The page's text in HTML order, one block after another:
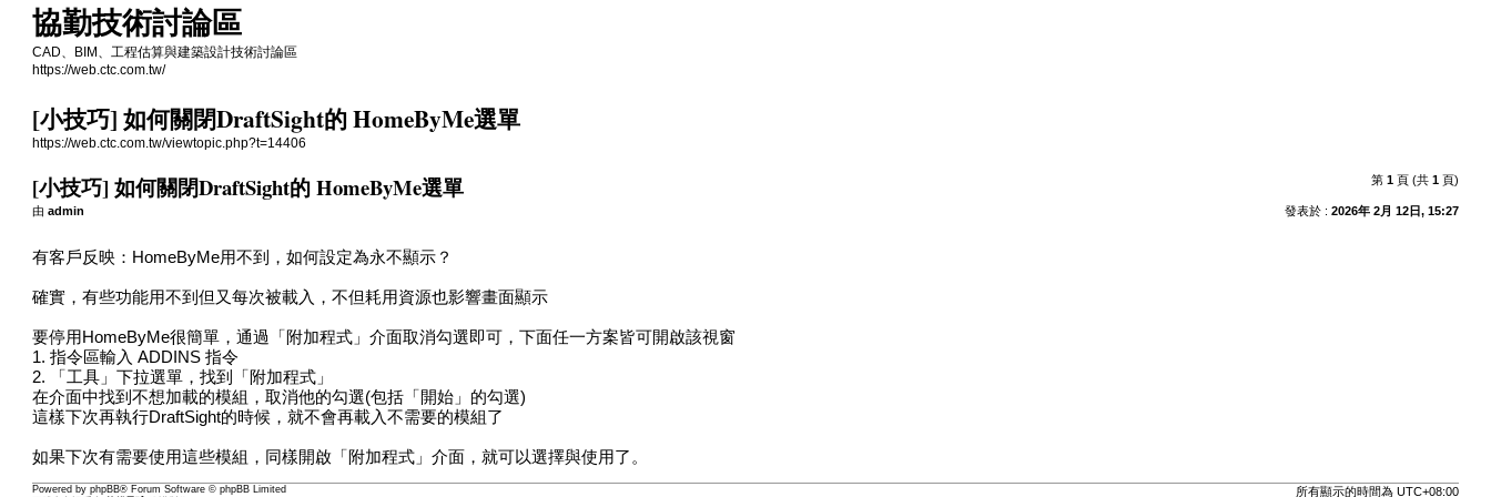
協勤技術討論區
CAD、BIM、工程估算與建築設計技術討論區
https://web.ctc.com.tw/
[小技巧] 如何關閉DraftSight的 HomeByMe選單
https://web.ctc.com.tw/viewtopic.php?t=14406
第 1頁 (共 1頁)
[小技巧] 如何關閉DraftSight的 HomeByMe選單
發表於 : 2026年 2月 12日, 15:27
由admin
有客戶反映：HomeByMe用不到，如何設定為永不顯示？
確實，有些功能用不到但又每次被載入，不但耗用資源也影響畫面顯示
要停用HomeByMe很簡單，通過「附加程式」介面取消勾選即可，下面任一方案皆可開啟該視窗
1. 指令區輸入 ADDINS 指令
2. 「工具」下拉選單，找到「附加程式」
在介面中找到不想加載的模組，取消他的勾選(包括「開始」的勾選)
這樣下次再執行DraftSight的時候，就不會再載入不需要的模組了
如果下次有需要使用這些模組，同樣開啟「附加程式」介面，就可以選擇與使用了。
所有顯示的時間為 UTC+08:00
Powered byphpBB® Forum Software © phpBB Limited